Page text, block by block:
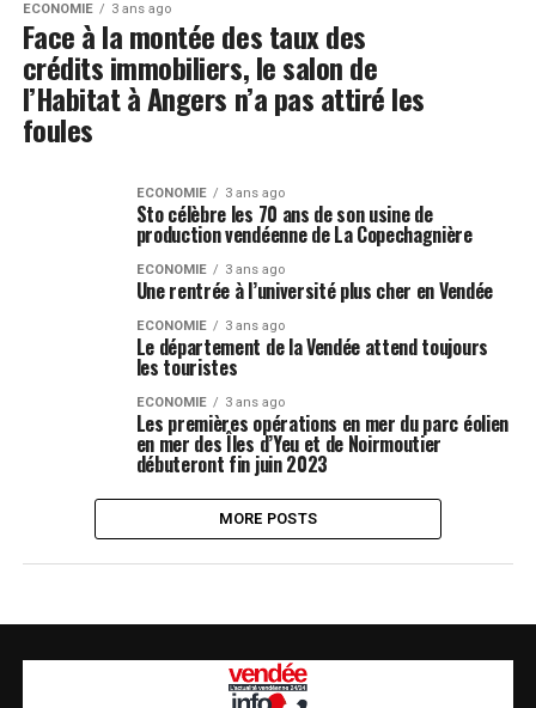
ECONOMIE 3 ans ago
Face à la montée des taux des
crédits immobiliers, le salon de
l’Habitat à Angers n’a pas attiré les
foules
ECONOMIE 3 ans ago
Sto célèbre les 70 ans de son usine de
production vendéenne de La Copechagnière
ECONOMIE 3 ans ago
Une rentrée à l’université plus cher en Vendée
ECONOMIE 3 ans ago
Le département de la Vendée attend toujours
les touristes
ECONOMIE 3 ans ago
Les premières opérations en mer du parc éolien
en mer des Îles d’Yeu et de Noirmoutier
débuteront fin juin 2023
MORE POSTS